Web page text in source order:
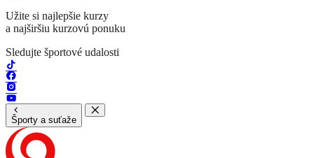
Užite si najlepšie kurzy
a najširšiu kurzovú ponuku
Sledujte športové udalosti
Športy a suťaže